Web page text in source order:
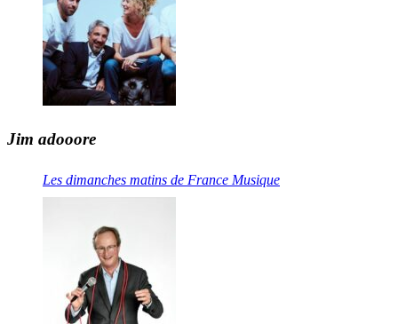
Jim adooore
Les dimanches matins de France Musique